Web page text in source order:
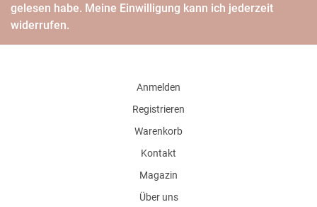
gelesen habe. Meine Einwilligung kann ich jederzeit
widerrufen.
Anmelden
Registrieren
Warenkorb
Kontakt
Magazin
Über uns